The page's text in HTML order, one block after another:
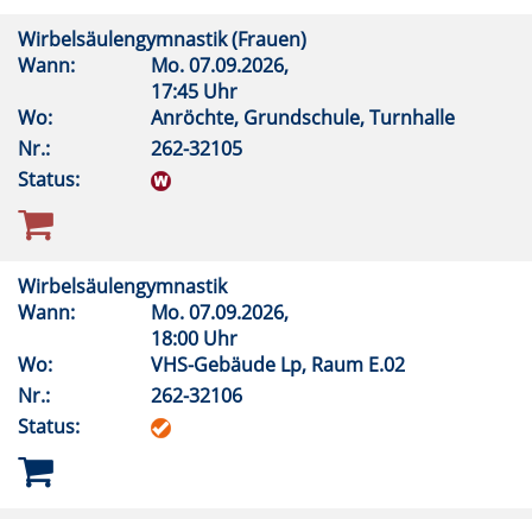
Wirbelsäulengymnastik (Frauen)
Wann:
Mo.07.09.2026,
17:45 Uhr
Wo:
Anröchte, Grundschule, Turnhalle
Nr.:
262-32105
Status:
Wirbelsäulengymnastik
Wann:
Mo.07.09.2026,
18:00 Uhr
Wo:
VHS-Gebäude Lp, Raum E.02
Nr.:
262-32106
Status: